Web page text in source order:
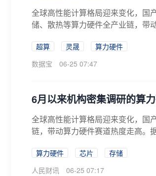
全球高性能计算格局迎来变化，国
储、散热等算力硬件全产业链，带
超算 灵晟
算力硬件
数据宝
06-25 07:47
6月以来机构密集调研的算
全球高性能计算格局迎来变化，国
链，带动算力硬件赛道热度走高。
算力硬件 芯片
存储
人民财讯
06-25 07:17